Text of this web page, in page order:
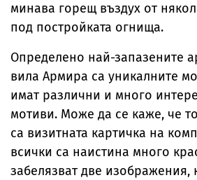
минава горещ въздух от
под постройката огнища.
Определено най-запазените
вила Армира са уникалните
имат различни и много
мотиви. Може да се каже, че
са визитната картичка на
всички са наистина много
забелязват две изображения,